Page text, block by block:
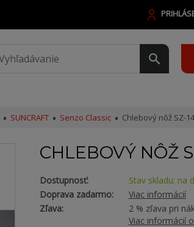
SUNCRAFT Senzo Classic Chlebový nôž SZ-14
CHLEBOVÝ NÔŽ
Dostupnosť:
Stav skladu: na
Doprava zadarmo:
Viac informácií
Zľava:
2 % zľava pri
Viac informácií